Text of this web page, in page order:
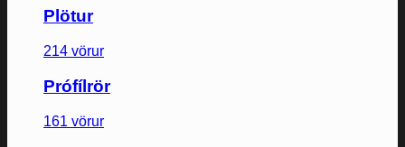
Plötur
214 vörur
Prófílrör
161 vörur